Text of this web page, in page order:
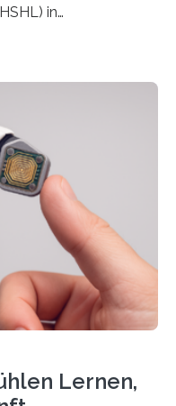
in
oder in ihrer
Die
Begleitung
Das Ziel ist
der Person
unterstützt
schlägt. „Die Idee
Lernen,